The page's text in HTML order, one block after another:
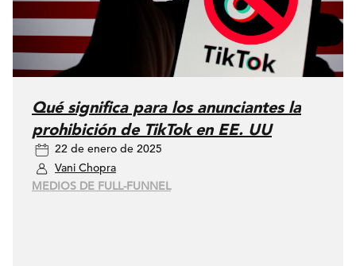
Qué significa para los anunciantes la
prohibición de TikTok en EE. UU
22 de enero de 2025
Vani Chopra
MEDIOS DE FULL-FUNNEL